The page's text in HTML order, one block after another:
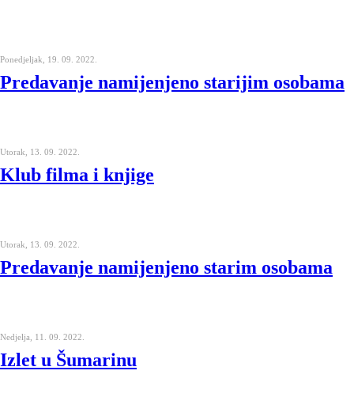
Ponedjeljak, 19. 09. 2022.
Predavanje namijenjeno starijim osobama
Utorak, 13. 09. 2022.
Klub filma i knjige
Utorak, 13. 09. 2022.
Predavanje namijenjeno starim osobama
Nedjelja, 11. 09. 2022.
Izlet u Šumarinu